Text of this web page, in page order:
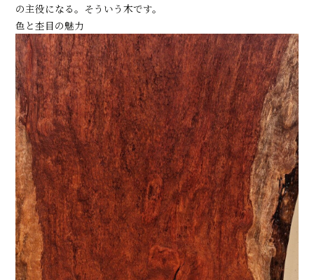
の主役になる。そういう木です。
色と杢目の魅力